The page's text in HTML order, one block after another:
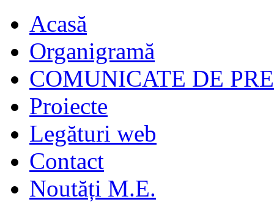
Acasă
Organigramă
COMUNICATE DE
Proiecte
Legături web
Contact
Noutăți M.E.